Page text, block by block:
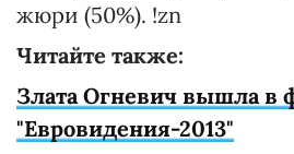
жюри (50%). !zn
Читайте также:
Злата Огневич вышла в
"Евровидения-2013"